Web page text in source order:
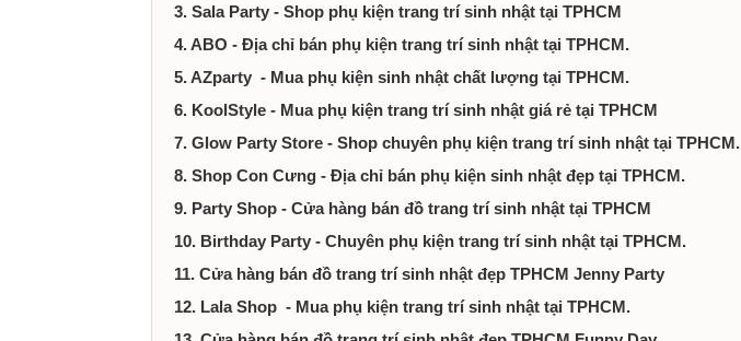
phố
Chí
Minh
3. Sala Party - Shop phụ kiện trang trí sinh nhật tại TPHCM
4. ABO - Địa chỉ bán phụ kiện trang trí sinh nhật tại TPHCM.
5. AZparty - Mua phụ kiện sinh nhật chất lượng tại TPHCM.
6. KoolStyle - Mua phụ kiện trang trí sinh nhật giá rẻ tại TPHCM
7. Glow Party Store - Shop chuyên phụ kiện trang trí sinh nhật tại TPHCM.
8. Shop Con Cưng - Địa chỉ bán phụ kiện sinh nhật đẹp tại TPHCM.
9. Party Shop - Cửa hàng bán đồ trang trí sinh nhật tại TPHCM
10. Birthday Party - Chuyên phụ kiện trang trí sinh nhật tại TPHCM.
11. Cửa hàng bán đồ trang trí sinh nhật đẹp TPHCM Jenny Party
12. Lala Shop - Mua phụ kiện trang trí sinh nhật tại TPHCM.